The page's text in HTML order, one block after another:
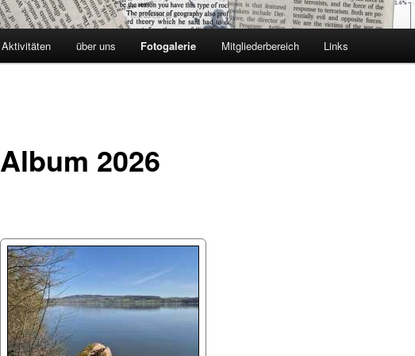
Aktivitäten über uns Fotogalerie Mitgliederbereich Links
Album 2026